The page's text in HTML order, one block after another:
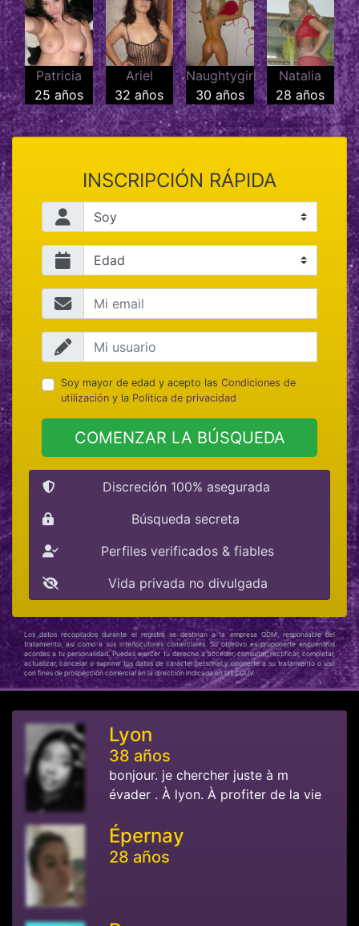
Patricia
25 años
Ariel
32 años
Naughtygirl
30 años
Natalia
28 años
INSCRIPCIÓN RÁPIDA
Soy mayor de edad y acepto las Condiciones de
utilización y la Politica de privacidad
COMENZAR LA BÚSQUEDA
Discreción 100% asegurada
Búsqueda secreta
Perfiles verificados & fiables
Vida privada no divulgada
Los datos recopilados durante el registro se destinan a la empresa GDM, responsable del
tratamiento, así como a sus interlocutores comerciales. Su objetivo es proponerte encuentros
acordes a tu personalidad. Puedes ejercer tu derecho a acceder, consultar, rectificar, completar,
actualizar, cancelar o suprimir tus datos de carácter personal y oponerte a su tratamiento o uso
con fines de prospección comercial en la dirección indicada en las CGUV.
Lyon
38 años
bonjour. je chercher juste à m
évader . À lyon. À profiter de la vie
Épernay
28 años